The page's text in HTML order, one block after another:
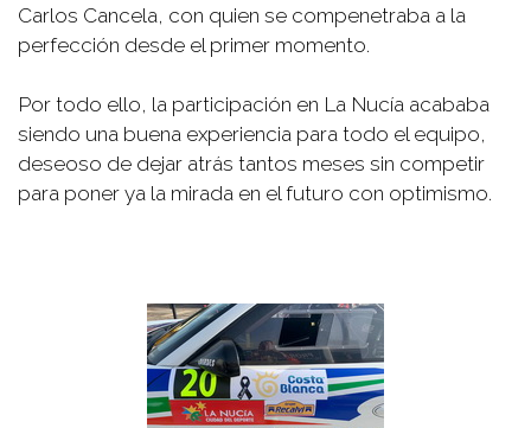
Carlos Cancela, con quien se compenetraba a la
perfección desde el primer momento.
Por todo ello, la participación en La Nucía acababa
siendo una buena experiencia para todo el equipo,
deseoso de dejar atrás tantos meses sin competir
para poner ya la mirada en el futuro con optimismo.